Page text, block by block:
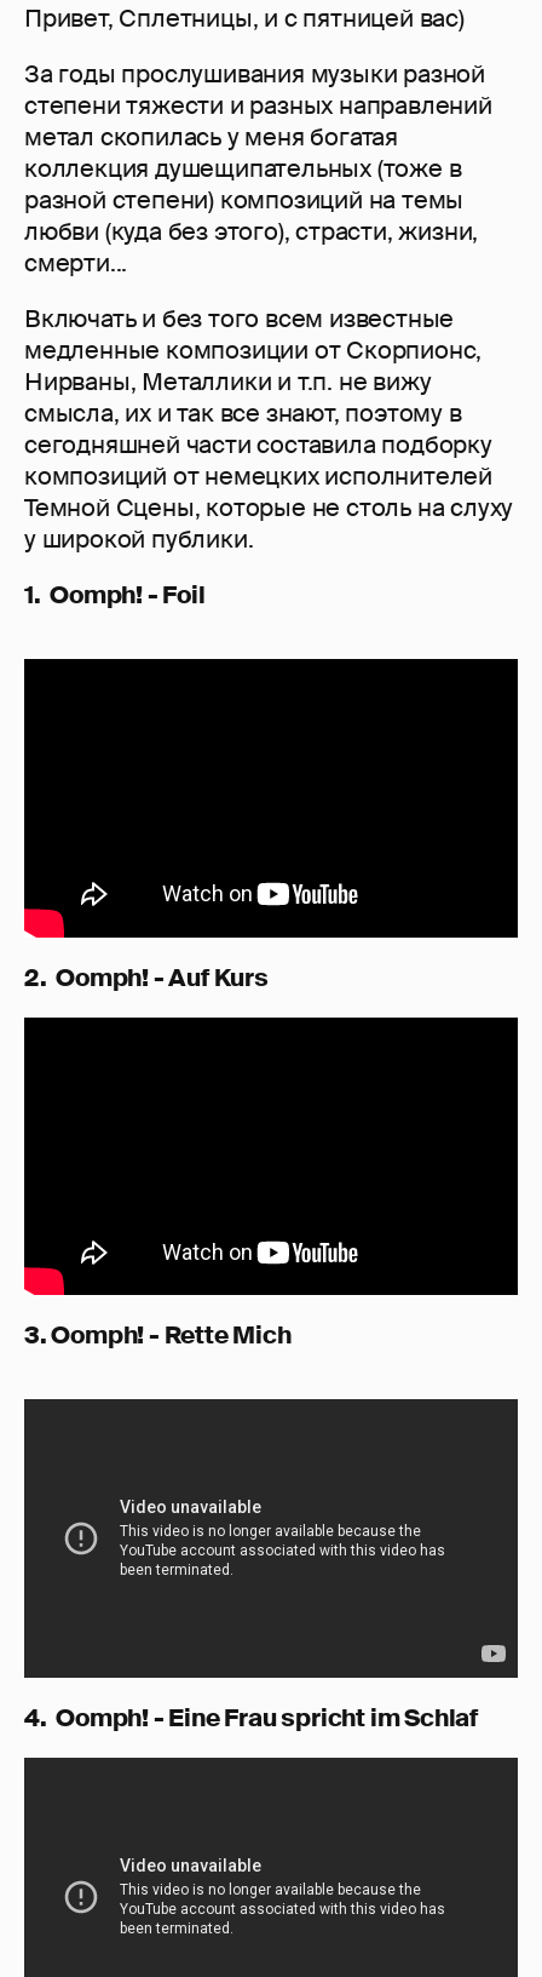
Привет, Сплетницы, и с пятницей вас)
За годы прослушивания музыки разной
степени тяжести и разных направлений
метал скопилась у меня богатая
коллекция душещипательных (тоже в
разной степени) композиций на темы
любви (куда без этого), страсти, жизни,
смерти...
Включать и без того всем известные
медленные композиции от Скорпионс,
Нирваны, Металлики и т.п. не вижу
смысла, их и так все знают, поэтому в
сегодняшней части составила подборку
композиций от немецких исполнителей
Темной Сцены, которые не столь на слуху
у широкой публики.
1. Oomph! - Foil
2. Oomph! - Auf Kurs
3. Oomph! - Rette Mich
4. Oomph! - Eine Frau spricht im Schlaf